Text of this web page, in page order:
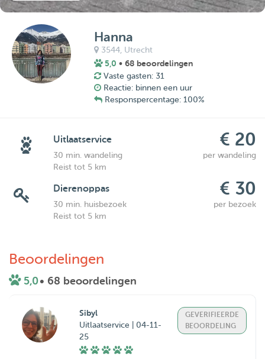
Hanna
3544, Utrecht
5,0 • 68 beoordelingen
Vaste gasten: 31
Reactie: binnen een uur
Responspercentage: 100%
Uitlaatservice € 20
30 min. wandeling
per wandeling
Reist tot 5 km
Dierenoppas € 30
30 min. huisbezoek
per bezoek
Reist tot 5 km
Beoordelingen
5,0• 68 beoordelingen
Sibyl
Uitlaatservice | 04-11-
25
GEVERIFIEERDE
BEOORDELING